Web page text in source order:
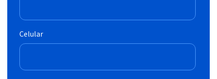
Celular